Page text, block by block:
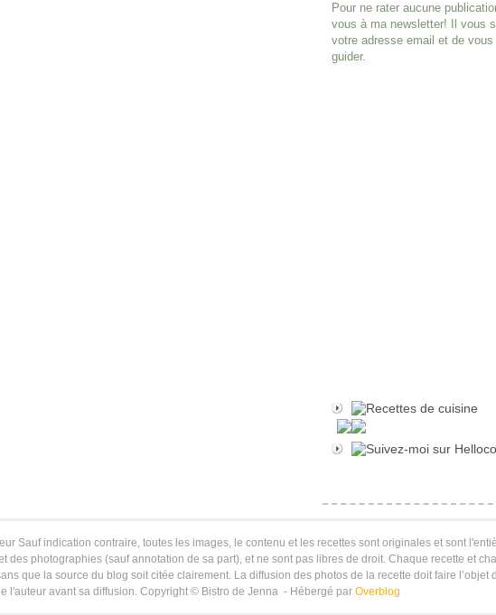
Pour ne rater aucune
vous à ma newsletter! Il vous
votre adresse email et de
guider.
Sauf indication contraire, toutes les images, le contenu et les recettes sont originales et sont
des photographies (sauf annotation de sa part), et ne sont pas libres de droit. Chaque recette et
que la source du blog soit citée clairement. La diffusion des photos de la recette doit faire l’objet
l'auteur avant sa diffusion. Copyright © Bistro de Jenna - Hébergé par Overblog